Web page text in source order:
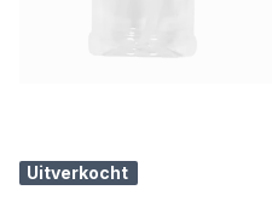
Uitverkocht